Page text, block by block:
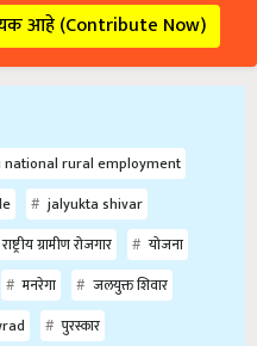
आहे (Contribute Now)
rural employment
jalyukta shivar
ग्रामीण रोजगार
योजना
मनरेगा
जलयुक्त शिवार
पुरस्कार